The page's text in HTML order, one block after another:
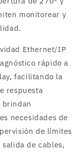
monitorear y
Ethernet/IP
rápido a
facilitando la
respuesta
brindan
necesidades de
de límites
de cables,